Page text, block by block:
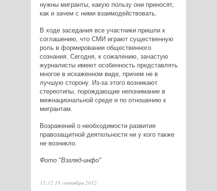
нужны мигранты, какую пользу они приносят,
как и зачем с ними взаимодействовать.
В ходе заседания все участники пришли к
соглашению, что СМИ играют существенную
роль в формировании общественного
сознания. Сегодня, к сожалению, зачастую
журналисты имеют особенность представлять
многое в искаженном виде, причем не в
лучшую сторону. Из-за этого возникают
стереотипы, порождающие непонимание в
межнациональной среде и по отношению к
мигрантам.
Возражений о необходимости развития
правозащитной деятельности ни у кого также
не возникло.
Фото "Взгляд-инфо"
15:32 18 сентября 2012